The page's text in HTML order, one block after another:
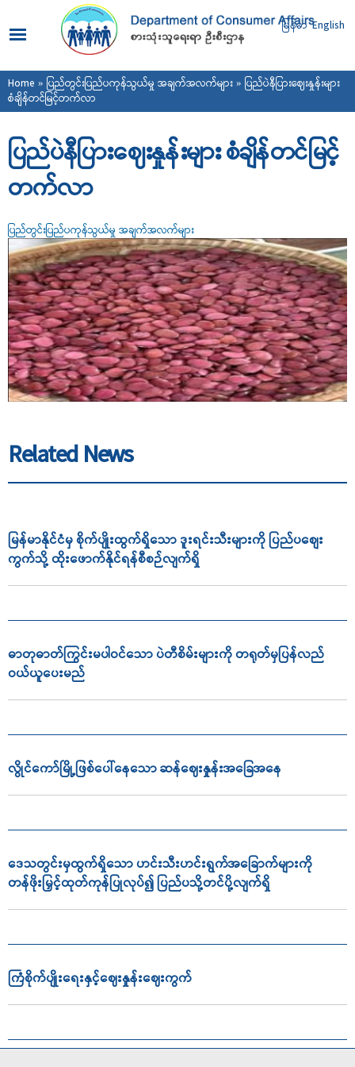
main
content
မြန်မာ English
You are here
Home » ပြည်တွင်းပြည်ပကုန်သွယ်မှု အချက်အလက်များ» ပြည်ပဲနီပြားဈေးနှုန်းများ
စံချိန်တင်မြင့်တက်လာ
ပြည်ပဲနီပြားဈေးနှုန်းများ စံချိန်တင်မြင့်
တက်လာ
ပြည်တွင်းပြည်ပကုန်သွယ်မှု အချက်အလက်များ
Related News
မြန်မာနိုင်ငံမှ စိုက်ပျိုးထွက်ရှိသော ဒူးရင်းသီးများကို ပြည်ပစျေး
ကွက်သို့ ထိုးဖောက်နိုင်ရန်စီစဉ်လျက်ရှိ
ဓာတုဓာတ်ကြွင်းမပါဝင်သော ပဲတီစိမ်းများကို တရုတ်မှပြန်လည်
ဝယ်ယူပေးမည်
လွိုင်ကော်မြို့ဖြစ်ပေါ်နေသော ဆန်ဈေးနှုန်းအခြေအနေ
ဒေသတွင်းမှထွက်ရှိသော ဟင်းသီးဟင်းရွက်အခြောက်များကို
တန်ဖိုးမြှင့်ထုတ်ကုန်ပြုလုပ်၍ ပြည်ပသို့တင်ပို့လျက်ရှိ
ကြံစိုက်ပျိုးရေးနှင့်ဈေးနှုန်းဈေးကွက်